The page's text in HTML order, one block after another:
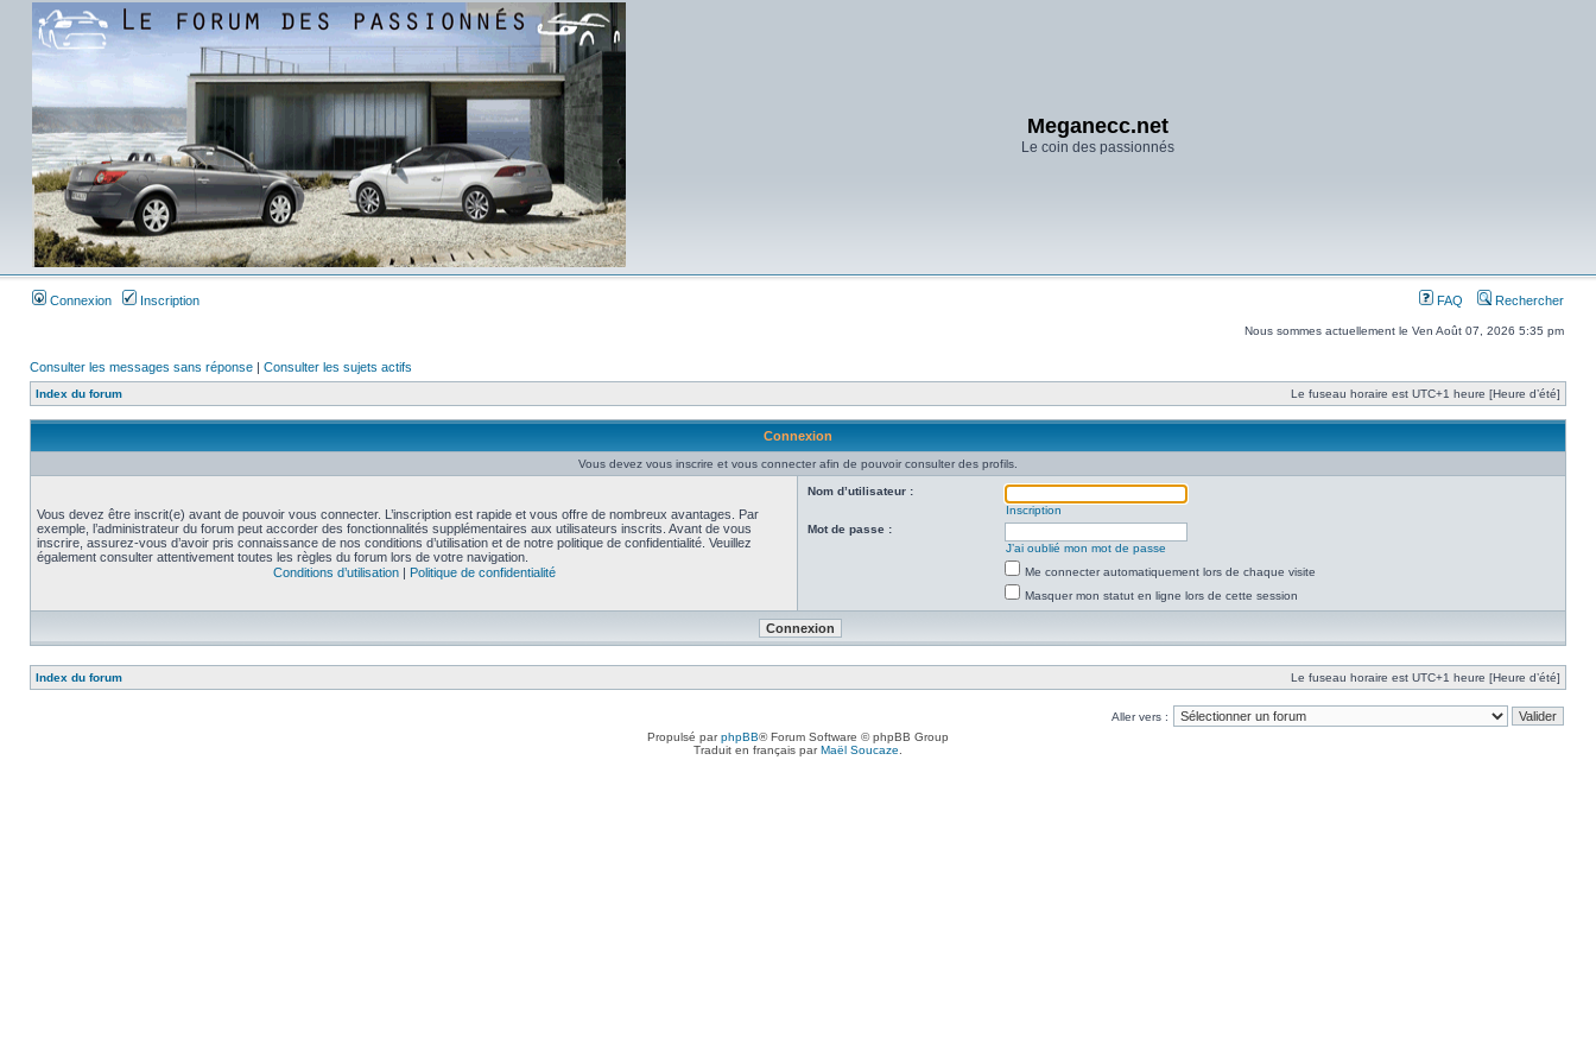
Meganecc.net
Le coin des passionnés
Connexion Inscription FAQ Rechercher
Nous sommes actuellement le Ven Août 07, 2026 5:35 pm
Consulter les messages sans réponse | Consulter les sujets actifs
Index du forum Le fuseau horaire est UTC+1 heure [Heure d’été]
Connexion
Vous devez vous inscrire et vous connecter afin de pouvoir consulter des profils.
Vous devez être inscrit(e) avant de pouvoir vous connecter. L’inscription est rapide et vous offre de nombreux avantages. Par
exemple, l’administrateur du forum peut accorder des fonctionnalités supplémentaires aux utilisateurs inscrits. Avant de vous
inscrire, assurez-vous d’avoir pris connaissance de nos conditions d’utilisation et de notre politique de confidentialité. Veuillez
également consulter attentivement toutes les règles du forum lors de votre navigation.
Conditions d’utilisation| Politique de confidentialité
Nom d’utilisateur :
Inscription
Mot de passe :
J’ai oublié mon mot de passe
Me connecter automatiquement lors de chaque visite
Masquer mon statut en ligne lors de cette session
Index du forum Le fuseau horaire est UTC+1 heure [Heure d’été]
Aller vers :
Propulsé parphpBB® Forum Software © phpBB Group
Traduit en français parMaël Soucaze